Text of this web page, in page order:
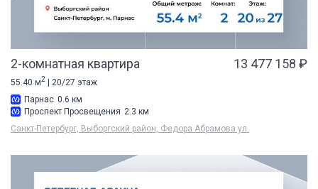
2-комнатная квартира 13 477 158 ₽
55.40 м2 | 20/27 этаж
Парнас 0.6 км
Проспект Просвещения 2.3 км
Санкт-Петербург, Выборгский район, Федора Абрамова ул.